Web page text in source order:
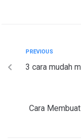
PREVIOUS
3 cara mudah
Cara